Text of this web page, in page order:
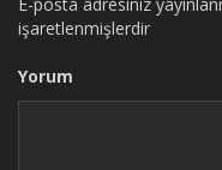
işaretlenmişlerdir
Yorum